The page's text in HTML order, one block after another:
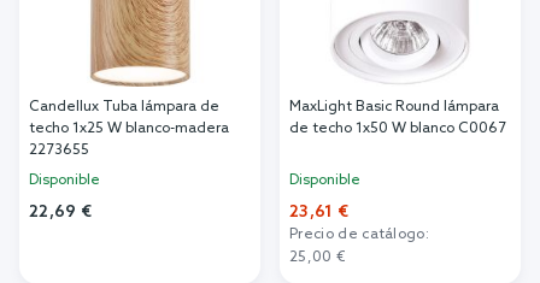
Candellux Tuba lámpara de
techo 1x25 W blanco-madera
2273655
Disponible
22,69 €
MaxLight Basic Round lámpara
de techo 1x50 W blanco C0067
Disponible
23,61 €
Precio de catálogo:
25,00 €